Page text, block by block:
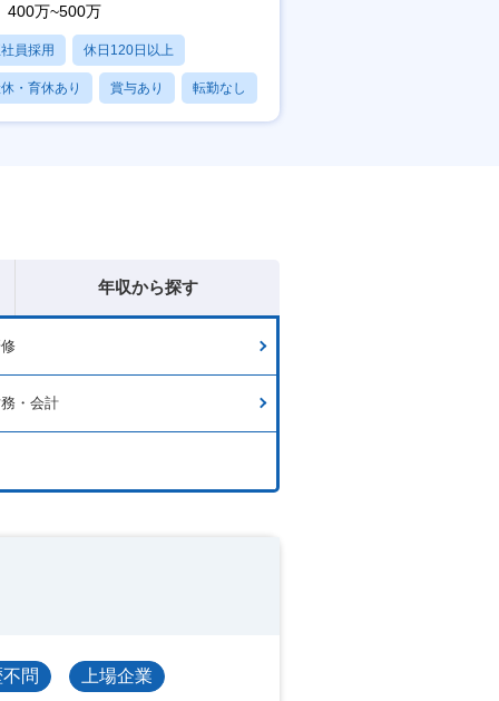
400万~500万
員採用 休日120日以上
・育休あり 賞与あり 転勤なし
年収から探す
・会計
問 上場企業